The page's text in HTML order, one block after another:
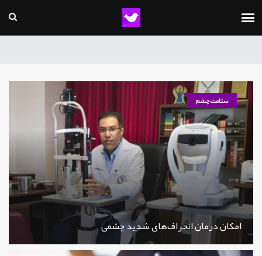
سلامت چشم
امکان درمان انحراف‌های شدید چشمی